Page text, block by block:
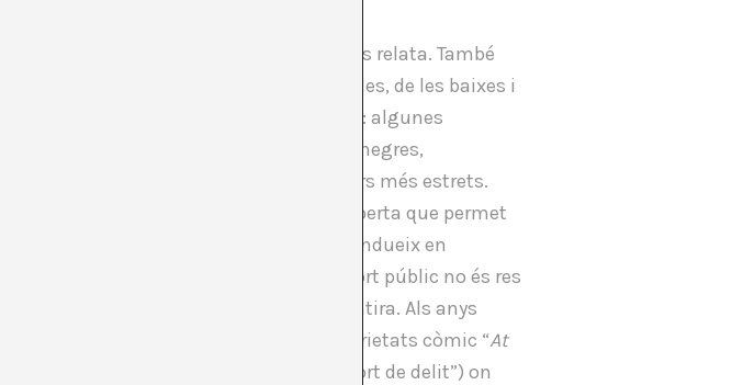
que el sistema de transport de Londres relata. També
metro, sinó també els mateixos vehicles, de les baixes i
entrar en els túnels de l’era victoriana: algunes
Industrial) als espaiosos i grans taxis negres,
conductor donar la volta en els carrers més estrets.
amb una plataforma posterior oberta que permet
anys cinquanta, l’autobús encara condueix en
la relació del londinenc amb el transport públic no és res
l’orgull en els serveis és objecte de sàtira. Als anys
actitud en el seu espectacle de varietats còmic “At
“A transport of Delight” (“Un transport de delit”) on